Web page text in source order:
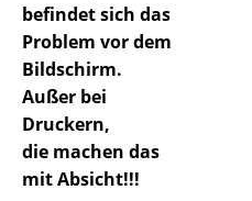
befindet sich das
Problem vor dem
Bildschirm.
Außer bei
Druckern,
die machen das
mit Absicht!!!